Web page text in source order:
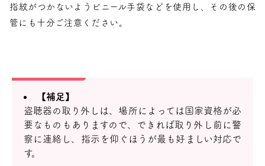
指紋がつかないようビニール手袋などを使用し、その後の保
管にも十分ご注意ください。
【補足】
盗聴器の取り外しは、場所によっては国家資格が必
要なものもありますので、できれば取り外し前に警
察に連絡し、指示を仰ぐほうが最も好ましい対応で
す。